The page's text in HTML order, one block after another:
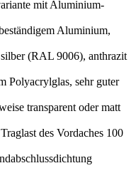
mit Aluminium-
Aluminium,
(RAL 9006), anthrazit
Polyacrylglas, sehr guter
transparent oder matt
des Vordaches 100